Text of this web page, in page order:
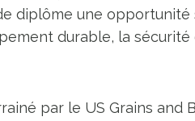
diplôme une opportunité
durable, la sécurité
par le US Grains and